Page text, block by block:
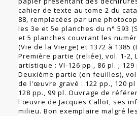
cahier de texte au tome 2 du
88, remplacées par une
les 3e et 5e planches du n° 593
et 5 planches couvrant les
(Vie de la Vierge) et 1372 à 1385
Première partie (reliée), vol. 1-2,
artistique : VI-126 pp., 86 pl. ; 129
Deuxième partie (en feuilles),
de l'œuvre gravé : 122 pp., 120 pl
128 pp., 99 pl. Ouvrage de
l'œuvre de Jacques Callot, ses
milieu. Bon exemplaire malgré